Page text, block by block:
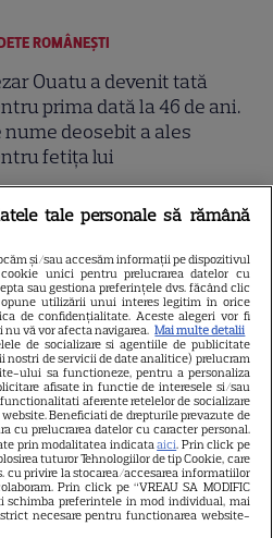
ROMÂNEŞTI
Ouatu a devenit tată
prima dată la 46 de ani.
nume deosebit a ales
fetița lui
STRĂINE
Garner, ieșire rară la
cu fiica ei, Violet. Cum au
surprinse cele două
STRĂINE
Mirko al Bulgariei se
cu dr. Marta Embid.
de dragoste începută
un spital din Madrid
tale personale să rămână
și/sau accesăm informații pe dispozitivul
unici pentru prelucrarea datelor cu
sau gestiona preferințele dvs. făcând clic
utilizării unui interes legitim în orice
de confidențialitate. Aceste alegeri vor fi
vă vor afecta navigarea. Mai multe detalii
de socializare si agentiile de publicitate
nostri de servicii de date analitice) prelucram
ului sa functioneze, pentru a personaliza
afisate in functie de interesele si/sau
aferente retelelor de socializare
Beneficiati de drepturile prevazute de
cu prelucrarea datelor cu caracter personal.
prin modalitatea indicataaici. Prin click pe
tuturor Tehnologiilor de tip Cookie, care
cu privire la stocarea/accesarea informatiilor
Prin click pe “VREAU SA MODIFIC
schimba preferintele in mod individual, mai
necesare pentru functionarea website-